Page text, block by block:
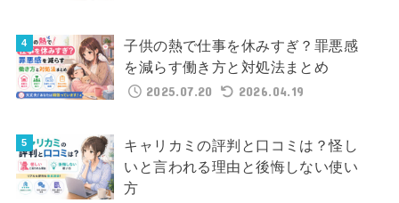
子供の熱で仕事を休みすぎ？罪悪感
を減らす働き方と対処法まとめ
2025.07.20
2026.04.19
キャリカミの評判と口コミは？怪し
いと言われる理由と後悔しない使い
方